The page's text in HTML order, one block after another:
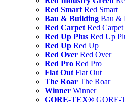
Red Smart Red Smart
Bau & Building Bau &
Red Carpet Red Carpet
Red Up Plus Red Up
Red Up Red Up
Red Over Red Over
Red Pro Red Pro
Flat Out Flat Out
The Roar The Roar
Winner Winner
GORE-TEX® GORE-